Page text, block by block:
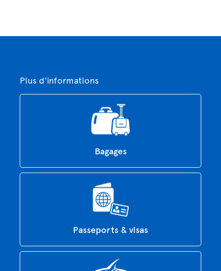
Plus d'informations
Bagages
Passeports & visas